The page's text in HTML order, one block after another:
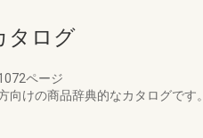
タログ
ページ
けの商品辞典的なカタログです。